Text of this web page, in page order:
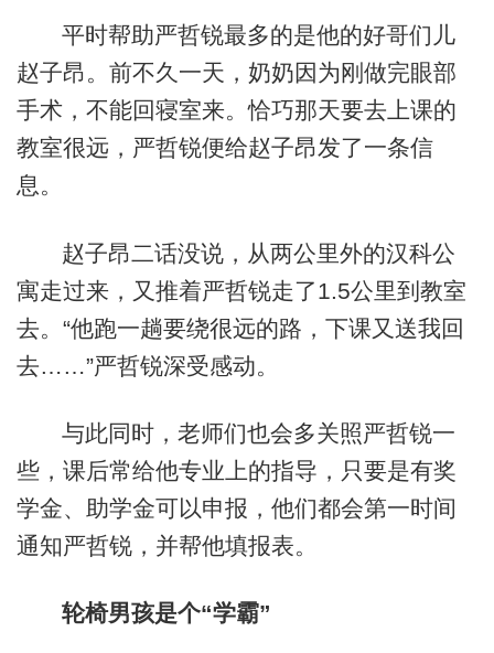
平时帮助严哲锐最多的是他的好哥们儿
赵子昂。前不久一天，奶奶因为刚做完眼部
手术，不能回寝室来。恰巧那天要去上课的
教室很远，严哲锐便给赵子昂发了一条信
息。
赵子昂二话没说，从两公里外的汉科公
寓走过来，又推着严哲锐走了1.5公里到教室
去。“他跑一趟要绕很远的路，下课又送我回
去……”严哲锐深受感动。
与此同时，老师们也会多关照严哲锐一
些，课后常给他专业上的指导，只要是有奖
学金、助学金可以申报，他们都会第一时间
通知严哲锐，并帮他填报表。
轮椅男孩是个“学霸”